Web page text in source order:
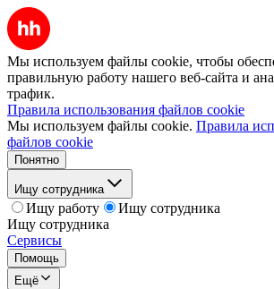
Мы используем файлы cookie, чтобы
правильную работу нашего веб-сайта и
трафик.
Правила использования файлов cookie
Мы используем файлы cookie. Правила
файлов cookie
Понятно
Ищу сотрудника
Ищу работу
Ищу сотрудника
Ищу сотрудника
Сервисы
Помощь
Ещё